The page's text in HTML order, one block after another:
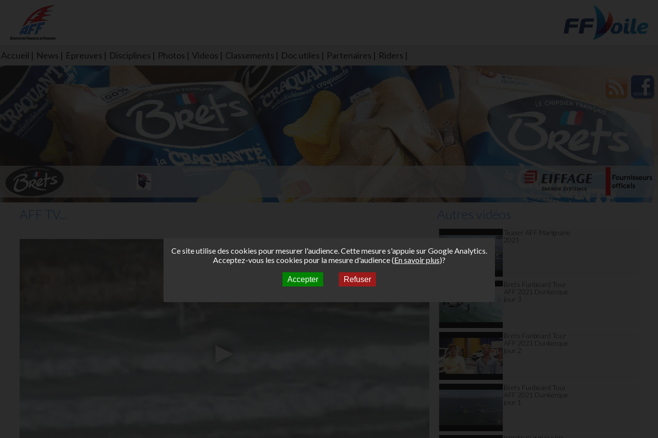
Accueil News Epreuves Disciplines Photos Videos Classements Doc utiles Partenaires Riders
L'aff soutient les SNS253 et SNS604 qui veillent sur nous pour que l'eau salée n'ait jamais le goût des
larmes
AFF TV... Autres vidéos
Teaser AFF Marignane
2021
Brets Funboard Tour
AFF 2021 Dunkerque
jour 3
Brets Funboard Tour
AFF 2021 Dunkerque
jour 2
Brets Funboard Tour
AFF 2021 Dunkerque
jour 1
Ce site utilise des cookies pour mesurer l'audience. Cette mesure s'appuie sur Google Analytics.
Acceptez-vous les cookies pour la mesure d'audience (En savoir plus)?
Accepter Refuser